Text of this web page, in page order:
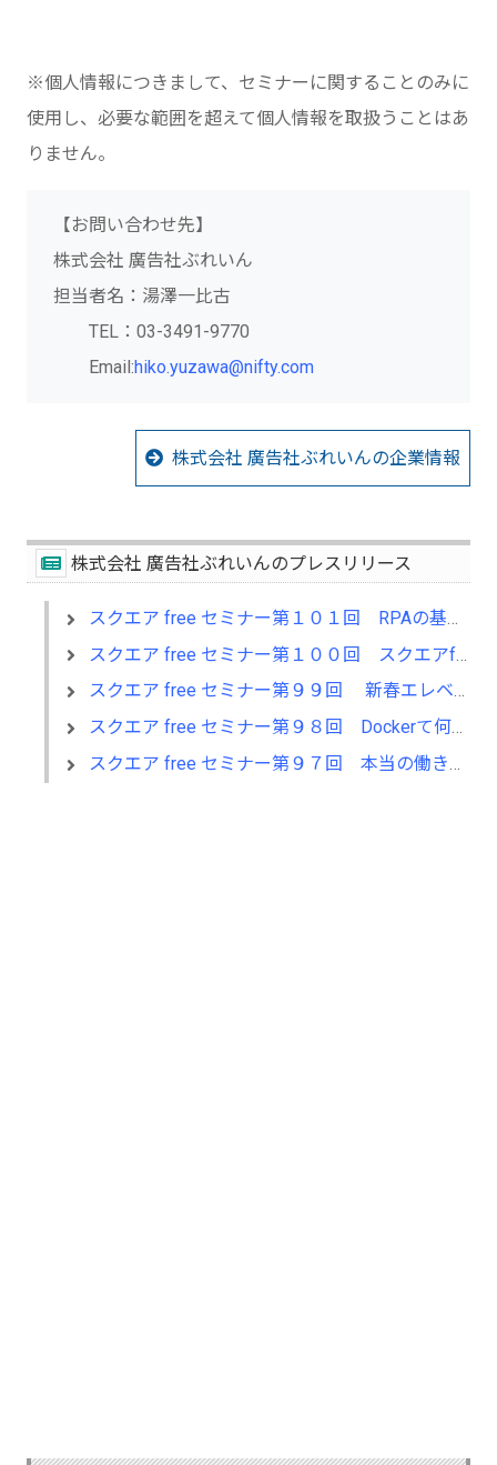
※個人情報につきまして、セミナーに関することのみに
使用し、必要な範囲を超えて個人情報を取扱うことはあ
りません。
【お問い合わせ先】
株式会社 廣告社ぶれいん
担当者名：湯澤一比古
TEL：03-3491-9770
Email:hiko.yuzawa@nifty.com
株式会社 廣告社ぶれいんの企業情報
株式会社 廣告社ぶれいんのプレスリリース
スクエア free セミナー第１０１回 RPAの基礎から応用まで
スクエア free セミナー第１００回 スクエアfreeセミナーと共に次の時代へ
スクエア free セミナー第９９回 新春エレベータ・ピッチ 2019
スクエア free セミナー第９８回 Dockerて何ができるの？
スクエア free セミナー第９７回 本当の働き方改革を目指せ